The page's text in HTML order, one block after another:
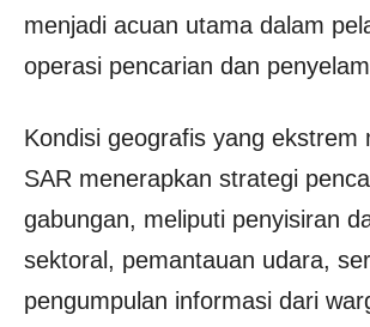
menjadi acuan utama dalam
operasi pencarian dan
Kondisi geografis yang ekstrem
SAR menerapkan strategi
gabungan, meliputi penyisiran
sektoral, pemantauan udara,
pengumpulan informasi dari